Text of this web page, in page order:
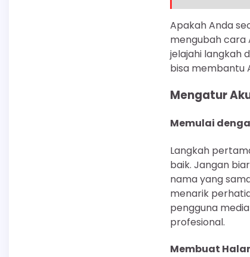
Apakah Anda
mengubah cara
jelajahi langkah
bisa membantu
Mengatur
Memulai
Langkah
baik. Jangan
nama yang
menarik
pengguna
profesional.
Membuat